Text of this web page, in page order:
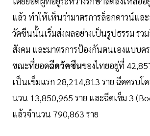
แล้ว ทำให้เห็นว่ามาตรการล็อกดาวน์แล
วัคซีนนั้นเริ่มส่งผลอย่างเป็นรูปธรรม รวม
สังคม และมาตรการป้องกันตนเองแบบค
ขณะที่ยอดฉีดวัคซีนของไทยอยู่ที่
เป็นเข็มแรก 28,214,813 ราย ฉีดครบโ
นวน 13,850,965 ราย และฉีดเข็ม 3
แล้วจำนวน 790,863 ราย